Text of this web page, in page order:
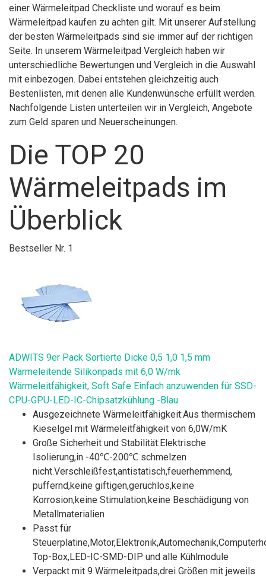
einer Wärmeleitpad Checkliste und worauf es beim
Wärmeleitpad kaufen zu achten gilt. Mit unserer Aufstellung
der besten Wärmeleitpads sind sie immer auf der richtigen
Seite. In unserem Wärmeleitpad Vergleich haben wir
unterschiedliche Bewertungen und Vergleich in die Auswahl
mit einbezogen. Dabei entstehen gleichzeitig auch
Bestenlisten, mit denen alle Kundenwünsche erfüllt werden.
Nachfolgende Listen unterteilen wir in Vergleich, Angebote
zum Geld sparen und Neuerscheinungen.
Die TOP 20
Wärmeleitpads im
Überblick
Bestseller Nr. 1
ADWITS 9er Pack Sortierte Dicke 0,5 1,0 1,5 mm
Wärmeleitende Silikonpads mit 6,0 W/mk
Wärmeleitfähigkeit, Soft Safe Einfach anzuwenden für SSD-
CPU-GPU-LED-IC-Chipsatzkühlung -Blau
Ausgezeichnete Wärmeleitfähigkeit:Aus thermischem
Kieselgel mit Wärmeleitfähigkeit von 6,0W/mK
Große Sicherheit und Stabilität:Elektrische
Isolierung,in -40℃-200℃ schmelzen
nicht.Verschleißfest,antistatisch,feuerhemmend,
puffernd,keine giftigen,geruchlos,keine
Korrosion,keine Stimulation,keine Beschädigung von
Metallmaterialien
Passt für
Top-Box,LED-IC-SMD-DIP und alle Kühlmodule
Verpackt mit 9 Wärmeleitpads,drei Größen mit jeweils